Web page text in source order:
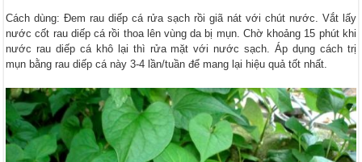
Cách dùng: Đem rau diếp cá rửa sạch rồi giã nát với chút nước. Vắt lấy
nước cốt rau diếp cá rồi thoa lên vùng da bị mụn. Chờ khoảng 15 phút khi
nước rau diếp cá khô lại thì rửa mặt với nước sạch. Áp dụng cách trị
mụn bằng rau diếp cá này 3-4 lần/tuần để mang lại hiệu quả tốt nhất.